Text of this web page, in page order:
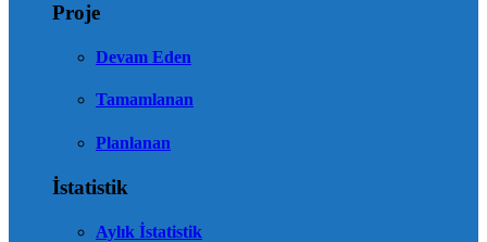
Proje
Devam Eden
Tamamlanan
Planlanan
İstatistik
Aylık İstatistik